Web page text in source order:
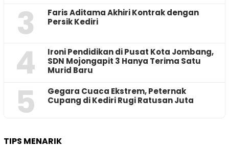
3
Faris Aditama Akhiri Kontrak dengan
Persik Kediri
4
Ironi Pendidikan di Pusat Kota Jombang,
SDN Mojongapit 3 Hanya Terima Satu
Murid Baru
5
‎Gegara Cuaca Ekstrem, Peternak
Cupang di Kediri Rugi Ratusan Juta
TIPS MENARIK